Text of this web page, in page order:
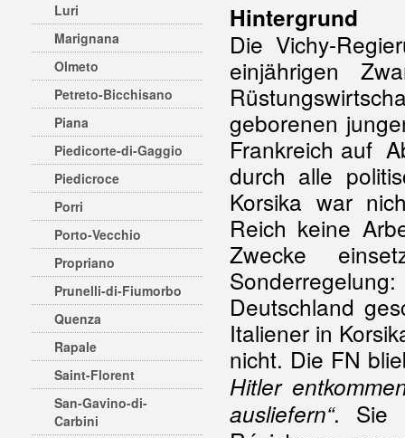
Luri
Marignana
Olmeto
Petreto-Bicchisano
Piana
Piedicorte-di-Gaggio
Piedicroce
Porri
Porto-Vecchio
Propriano
Prunelli-di-Fiumorbo
Quenza
Rapale
Saint-Florent
San-Gavino-di-
Carbini
Hintergrund
Die Vichy-
einjährigen
geborenen
Frankreich auf
durch alle
Korsika war
Reich keine
Zwecke
Deutschland
Italiener in
nicht. Die FN
Hitler
ausliefern“. Sie